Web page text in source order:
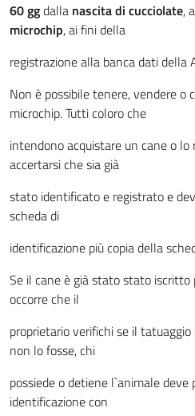
60 ggdalla nascita di cucciolate,
microchip, ai fini della
registrazione alla banca dati della
Non è possibile tenere, vendere o
microchip. Tutti coloro che
intendono acquistare un cane o
accertarsi che sia già
stato identificato e registrato e
scheda di
identificazione più copia della
Se il cane è già stato stato
occorre che il
proprietario verifichi se il
non lo fosse, chi
possiede o detiene l`animale
identificazione con